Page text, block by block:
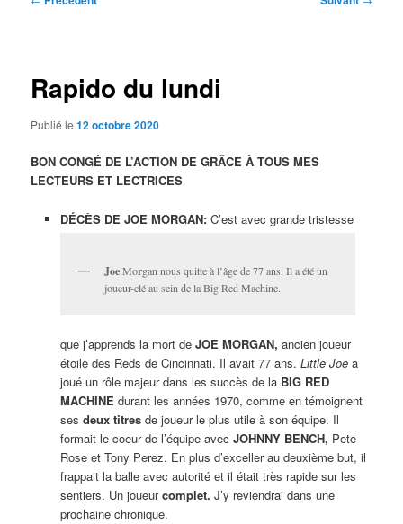
Rapido du lundi
Publié le12 octobre 2020
BON CONGÉ DE L’ACTION DE GRÂCE À TOUS MES
LECTEURS ET LECTRICES
DÉCÈS DE JOE MORGAN: C’est avec grande tristesse
JoeMorgan nous quitte à l’âge de 77 ans. Il a été un
joueur-clé au sein de la Big Red Machine.
que j’apprends la mort de JOE MORGAN, ancien joueur
étoile des Reds de Cincinnati. Il avait 77 ans. Little Joea
joué un rôle majeur dans les succès de la BIG RED
MACHINE durant les années 1970, comme en témoignent
ses deux titresde joueur le plus utile à son équipe. Il
formait le coeur de l’équipe avec JOHNNY BENCH, Pete
Rose et Tony Perez. En plus d’exceller au deuxième but, il
frappait la balle avec autorité et il était très rapide sur les
sentiers. Un joueurcomplet. J’y reviendrai dans une
prochaine chronique.